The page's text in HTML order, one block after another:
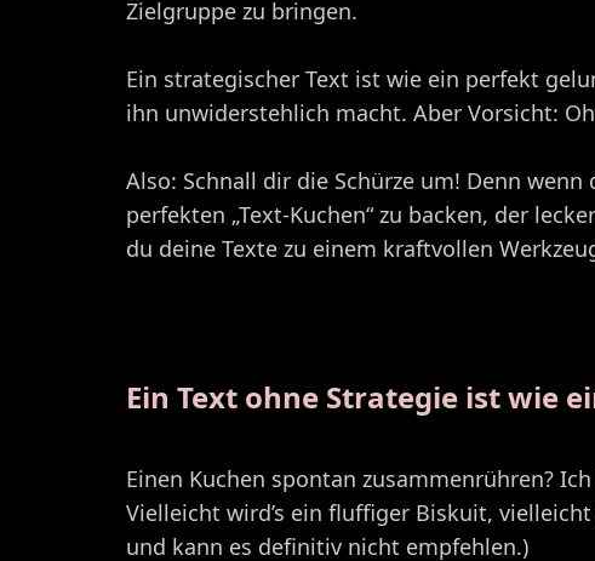
Zielgruppe zu bringen.
Ein strategischer Text ist wie ein perfekt
ihn unwiderstehlich macht. Aber Vorsicht:
Also: Schnall dir die Schürze um! Denn
perfekten „Text-Kuchen“ zu backen, der
du deine Texte zu einem kraftvollen
Ein Text ohne Strategie ist wie
Einen Kuchen spontan zusammenrühren?
Vielleicht wird’s ein fluffiger Biskuit,
und kann es definitiv nicht empfehlen.)